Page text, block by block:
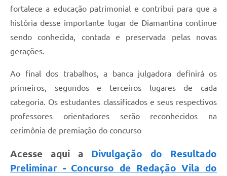
fortalece a educação patrimonial e contribui para que a
história desse importante lugar de Diamantina continue
sendo conhecida, contada e preservada pelas novas
gerações.
Ao final dos trabalhos, a banca julgadora definirá os
primeiros, segundos e terceiros lugares de cada
categoria. Os estudantes classificados e seus respectivos
professores orientadores serão reconhecidos na
cerimônia de premiação do concurso
Acesse aqui a Divulgação do Resultado
Preliminar - Concurso de Redação Vila do